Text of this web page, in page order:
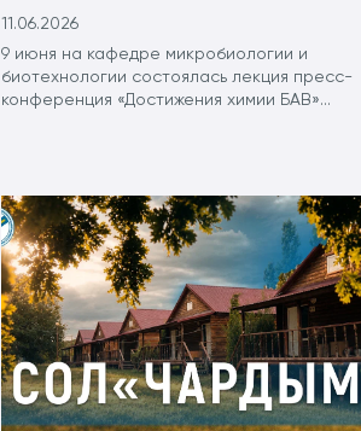
11.06.2026
9 июня на кафедре микробиологии и
биотехнологии состоялась лекция пресс-
конференция «Достижения химии БАВ»...